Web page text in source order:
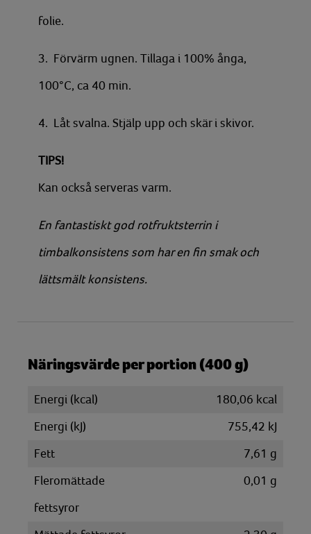
folie.
3. Förvärm ugnen. Tillaga i 100% ånga,
100°C, ca 40 min.
4. Låt svalna. Stjälp upp och skär i skivor.
TIPS!
Kan också serveras varm.
En fantastiskt god rotfruktsterrin i
timbalkonsistens som har en fin smak och
lättsmält konsistens.
Näringsvärde per portion (400 g)
Energi (kcal)
180,06 kcal
Energi (kJ)
755,42 kJ
Fett
7,61 g
Fleromättade
fettsyror
0,01 g